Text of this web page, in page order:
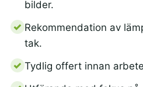
bilder.
Rekommendation av
tak.
Tydlig offert innan